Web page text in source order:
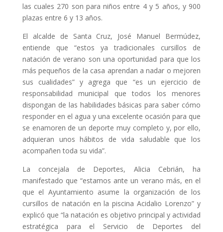
las cuales 270 son para niños entre 4 y 5 años, y 900
plazas entre 6 y 13 años.
El alcalde de Santa Cruz, José Manuel Bermúdez,
entiende que “estos ya tradicionales cursillos de
natación de verano son una oportunidad para que los
más pequeños de la casa aprendan a nadar o mejoren
sus cualidades” y agrega que “es un ejercicio de
responsabilidad municipal que todos los menores
dispongan de las habilidades básicas para saber cómo
responder en el agua y una excelente ocasión para que
se enamoren de un deporte muy completo y, por ello,
adquieran unos hábitos de vida saludable que los
acompañen toda su vida”.
La concejala de Deportes, Alicia Cebrián, ha
manifestado que “estamos ante un verano más, en el
que el Ayuntamiento asume la organización de los
cursillos de natación en la piscina Acidalio Lorenzo” y
explicó que “la natación es objetivo principal y actividad
estratégica para el Servicio de Deportes del